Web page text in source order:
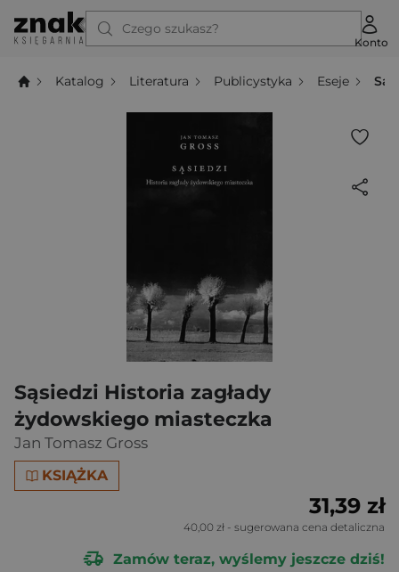
Czego szukasz?
Konto
Katalog Literatura Publicystyka Eseje
Sąsiedzi Historia zagłady
żydowskiego miasteczka
Jan Tomasz Gross
KSIĄŻKA
31,39 zł
40,00 zł - sugerowana cena detaliczna
Zamów teraz, wyślemy jeszcze dziś!